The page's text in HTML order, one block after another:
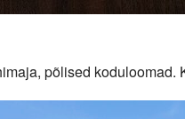
põlised